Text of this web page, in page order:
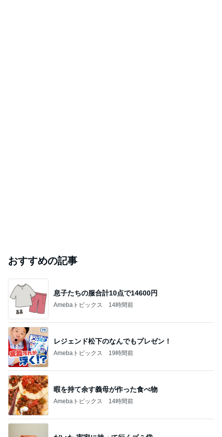
おすすめの記事
息子たちの服合計10点で14600円
Amebaトピックス 14時間前
レジェンド松下のなんでもプレゼン！
Amebaトピックス 19時間前
暇を持て余す義母が作った食べ物
Amebaトピックス 14時間前